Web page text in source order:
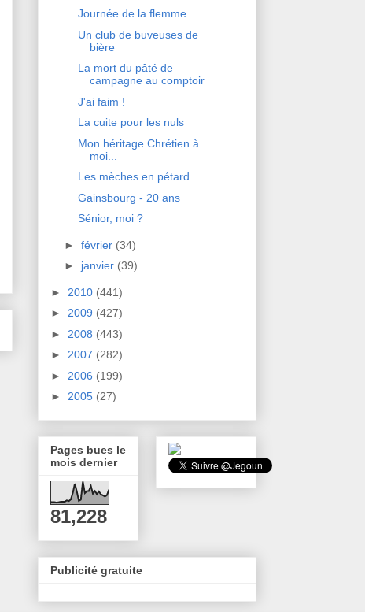
Journée de la flemme
Un club de buveuses de
bière
La mort du pâté de
campagne au comptoir
J'ai faim !
La cuite pour les nuls
Mon héritage Chrétien à
moi...
Les mèches en pétard
Gainsbourg - 20 ans
Sénior, moi ?
► février (34)
► janvier (39)
► 2010 (441)
► 2009 (427)
► 2008 (443)
► 2007 (282)
► 2006 (199)
► 2005 (27)
Pages bues le
mois dernier
81,228
Publicité gratuite